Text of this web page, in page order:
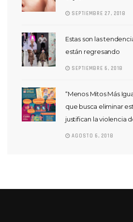
SEPTIEMBRE 27, 2018
Estas son las
están regresando
SEPTIEMBRE 6, 2018
“Menos Mitos Más
que busca eliminar
justifican la violencia
AGOSTO 6, 2018